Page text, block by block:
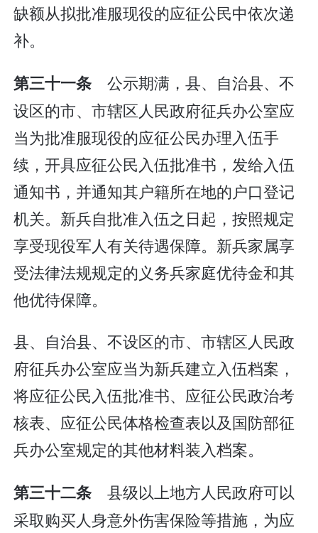
缺额从拟批准服现役的应征公民中依次递
补。
第三十一条 公示期满，县、自治县、不
设区的市、市辖区人民政府征兵办公室应
当为批准服现役的应征公民办理入伍手
续，开具应征公民入伍批准书，发给入伍
通知书，并通知其户籍所在地的户口登记
机关。新兵自批准入伍之日起，按照规定
享受现役军人有关待遇保障。新兵家属享
受法律法规规定的义务兵家庭优待金和其
他优待保障。
县、自治县、不设区的市、市辖区人民政
府征兵办公室应当为新兵建立入伍档案，
将应征公民入伍批准书、应征公民政治考
核表、应征公民体格检查表以及国防部征
兵办公室规定的其他材料装入档案。
第三十二条 县级以上地方人民政府可以
采取购买人身意外伤害保险等措施，为应